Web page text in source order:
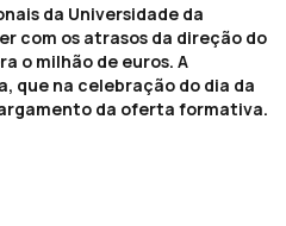
da Universidade da
com os atrasos da direção do
o milhão de euros. A
que na celebração do dia da
da oferta formativa.